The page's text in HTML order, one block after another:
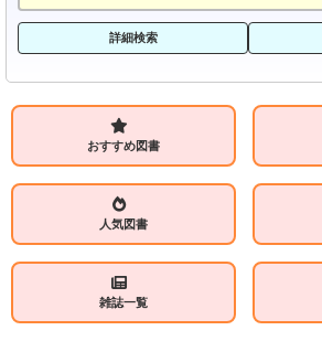
詳細検索
おすすめ図書
人気図書
雑誌一覧